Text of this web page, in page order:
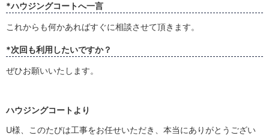
*ハウジングコートへ一言
これからも何かあればすぐに相談させて頂きます。
*次回も利用したいですか？
ぜひお願いいたします。
ハウジングコートより
U様、このたびは工事をお任せいただき、本当にありがとうござい